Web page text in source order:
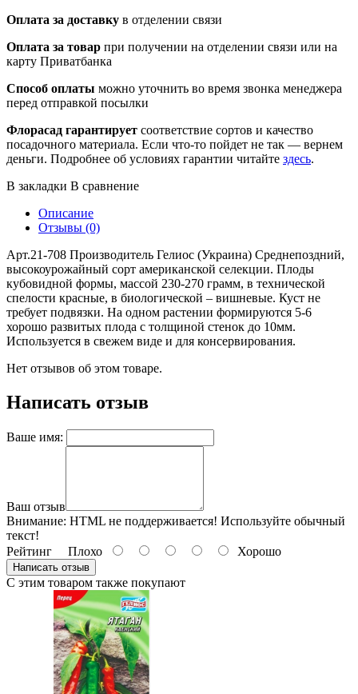
Оплата за доставку в отделении связи
Оплата за товар при получении на отделении связи или на
карту Приватбанка
Способ оплаты можно уточнить во время звонка менеджера
перед отправкой посылки
Флорасад гарантирует соответствие сортов и качество
посадочного материала. Если что-то пойдет не так — вернем
деньги. Подробнее об условиях гарантии читайте здесь.
В закладки В сравнение
Описание
Отзывы (0)
Арт.21-708 Производитель Гелиос (Украина) Среднепоздний,
высокоурожайный сорт американской селекции. Плоды
кубовидной формы, массой 230-270 грамм, в технической
спелости красные, в биологической – вишневые. Куст не
требует подвязки. На одном растении формируются 5-6
хорошо развитых плода с толщиной стенок до 10мм.
Используется в свежем виде и для консервирования.
Нет отзывов об этом товаре.
Написать отзыв
Ваше имя:
Ваш отзыв
Внимание: HTML не поддерживается! Используйте обычный
текст!
Рейтинг Плохо Хорошо
Написать отзыв
С этим товаром также покупают